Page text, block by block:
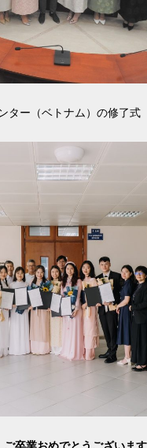
ター（ベトナム）の修了式